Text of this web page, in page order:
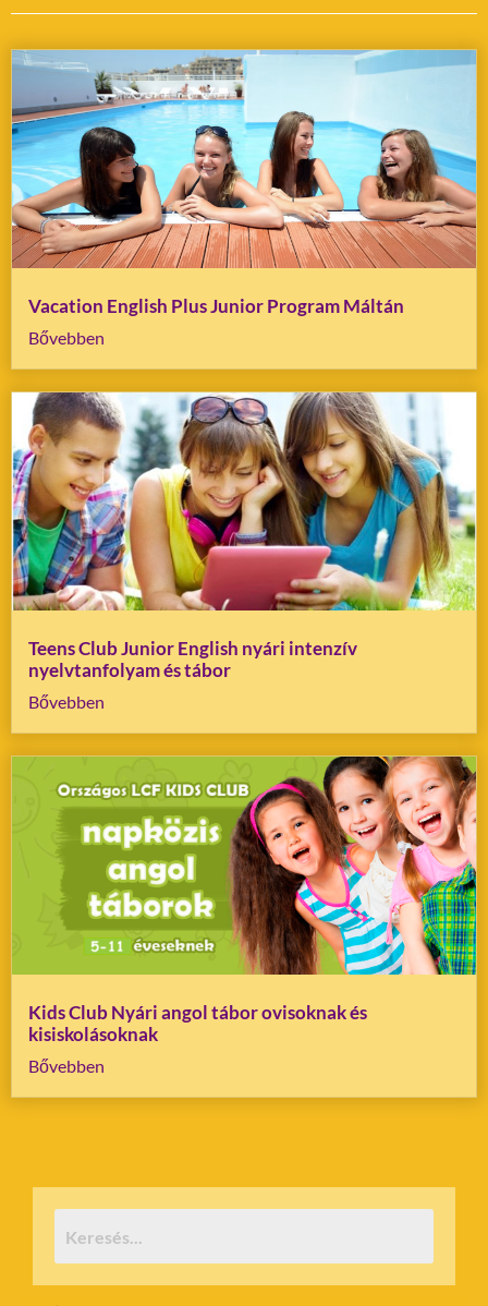
Vacation English Plus Junior Program Máltán
Bővebben
Teens Club Junior English nyári intenzív
nyelvtanfolyam és tábor
Bővebben
Kids Club Nyári angol tábor ovisoknak és
kisiskolásoknak
Bővebben